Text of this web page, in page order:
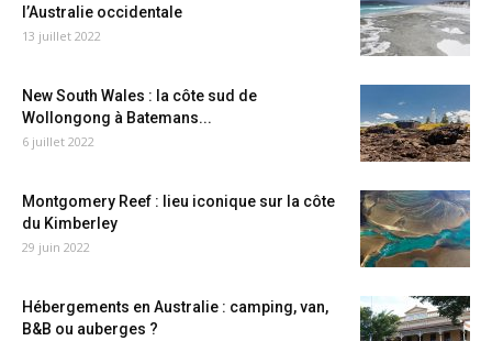
l’Australie occidentale
13 juillet 2022
New South Wales : la côte sud de
Wollongong à Batemans...
6 juillet 2022
Montgomery Reef : lieu iconique sur la côte
du Kimberley
29 juin 2022
Hébergements en Australie : camping, van,
B&B ou auberges ?